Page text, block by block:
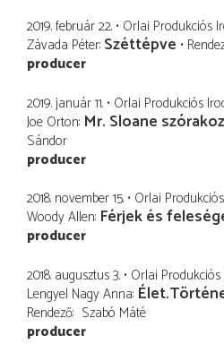
2019. február 22. Orlai Produkciós
Závada Péter Széttépve
producer
2019. január 11. Orlai Produkciós
Joe Orton Mr. Sloane
Sándor
producer
2018. november 15. Orlai
Woody Allen Férjek és
producer
2018. augusztus 3. Orlai
Lengyel Nagy Anna
Rendező Szabó Máté
producer